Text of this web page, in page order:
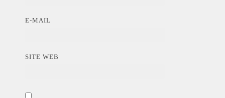
E-MAIL
SITE WEB